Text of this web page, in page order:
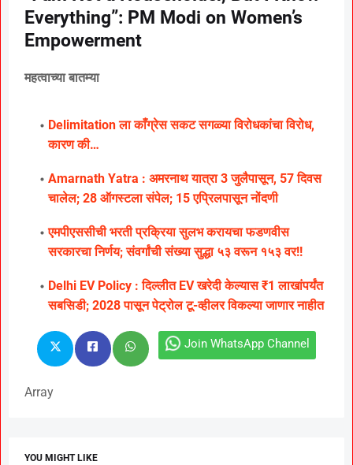
Everything”: PM Modi on Women’s
Empowerment
महत्वाच्या बातम्या
Delimitation ला काँग्रेस सकट सगळ्या विरोधकांचा विरोध,
कारण की…
Amarnath Yatra : अमरनाथ यात्रा 3 जुलैपासून, 57 दिवस
चालेल; 28 ऑगस्टला संपेल; 15 एप्रिलपासून नोंदणी
एमपीएससीची भरती प्रक्रिया सुलभ करायचा फडणवीस
सरकारचा निर्णय; संवर्गांची संख्या सुद्धा ५३ वरून १५३ वर!!
Delhi EV Policy : दिल्लीत EV खरेदी केल्यास ₹1 लाखांपर्यंत
सबसिडी; 2028 पासून पेट्रोल टू-व्हीलर विकल्या जाणार नाहीत
Join WhatsApp Channel
Array
YOU MIGHT LIKE